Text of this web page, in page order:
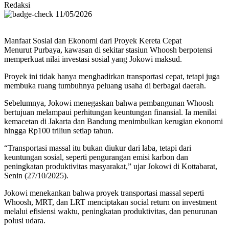
Redaksi
11/05/2026
Manfaat Sosial dan Ekonomi dari Proyek Kereta Cepat
Menurut Purbaya, kawasan di sekitar stasiun Whoosh berpotensi
memperkuat nilai investasi sosial yang Jokowi maksud.
Proyek ini tidak hanya menghadirkan transportasi cepat, tetapi juga
membuka ruang tumbuhnya peluang usaha di berbagai daerah.
Sebelumnya, Jokowi menegaskan bahwa pembangunan Whoosh
bertujuan melampaui perhitungan keuntungan finansial. Ia menilai
kemacetan di Jakarta dan Bandung menimbulkan kerugian ekonomi
hingga Rp100 triliun setiap tahun.
“Transportasi massal itu bukan diukur dari laba, tetapi dari
keuntungan sosial, seperti pengurangan emisi karbon dan
peningkatan produktivitas masyarakat,” ujar Jokowi di Kottabarat,
Senin (27/10/2025).
Jokowi menekankan bahwa proyek transportasi massal seperti
Whoosh, MRT, dan LRT menciptakan social return on investment
melalui efisiensi waktu, peningkatan produktivitas, dan penurunan
polusi udara.